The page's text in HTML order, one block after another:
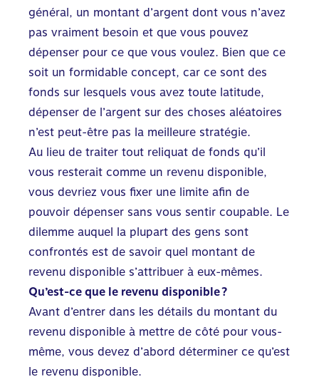
général, un montant d’argent dont vous n’avez
pas vraiment besoin et que vous pouvez
dépenser pour ce que vous voulez. Bien que ce
soit un formidable concept, car ce sont des
fonds sur lesquels vous avez toute latitude,
dépenser de l’argent sur des choses aléatoires
n’est peut-être pas la meilleure stratégie.
Au lieu de traiter tout reliquat de fonds qu’il
vous resterait comme un revenu disponible,
vous devriez vous fixer une limite afin de
pouvoir dépenser sans vous sentir coupable. Le
dilemme auquel la plupart des gens sont
confrontés est de savoir quel montant de
revenu disponible s’attribuer à eux-mêmes.
Qu’est-ce que le revenu disponible ?
Avant d’entrer dans les détails du montant du
revenu disponible à mettre de côté pour vous-
même, vous devez d’abord déterminer ce qu’est
le revenu disponible.